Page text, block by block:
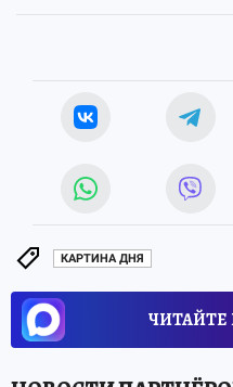
КАРТИНА ДНЯ
ЧИТАЙТЕ